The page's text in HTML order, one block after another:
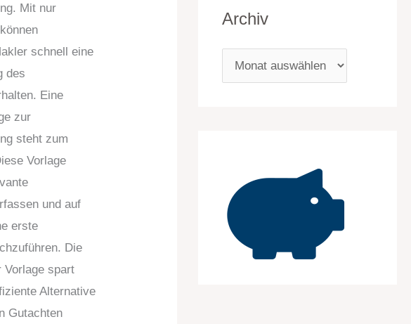
Mit nur
schnell eine
des
Eine
zur
steht zum
Vorlage
und auf
erste
Die
Vorlage spart
Alternative
Gutachten
Archiv